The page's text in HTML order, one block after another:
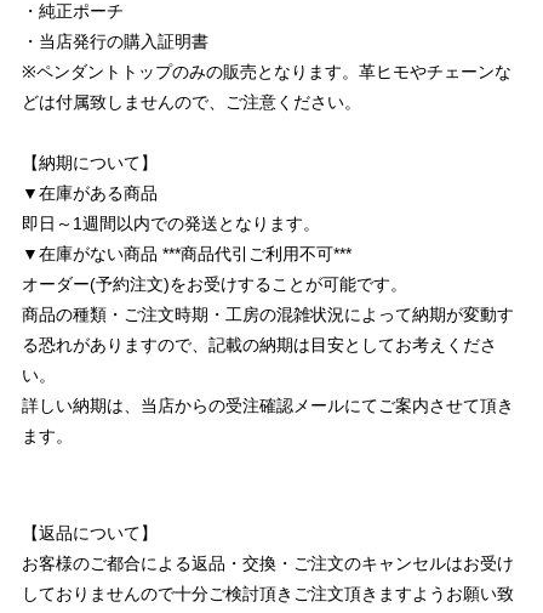
・純正ポーチ
・当店発行の購入証明書
※ペンダントトップのみの販売となります。革ヒモやチェーンな
どは付属致しませんので、ご注意ください。
【納期について】
▼在庫がある商品
即日～1週間以内での発送となります。
▼在庫がない商品 ***商品代引ご利用不可***
オーダー(予約注文)をお受けすることが可能です。
商品の種類・ご注文時期・工房の混雑状況によって納期が変動す
る恐れがありますので、記載の納期は目安としてお考えくださ
い。
詳しい納期は、当店からの受注確認メールにてご案内させて頂き
ます。
【返品について】
お客様のご都合による返品・交換・ご注文のキャンセルはお受け
しておりませんので十分ご検討頂きご注文頂きますようお願い致